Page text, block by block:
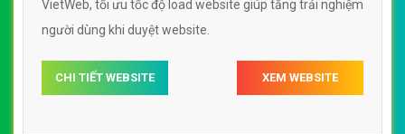
VietWeb, tối ưu tốc độ load website giúp tăng trải nghiệm
người dùng khi duyệt website.
CHI TIẾT WEBSITE XEM WEBSITE